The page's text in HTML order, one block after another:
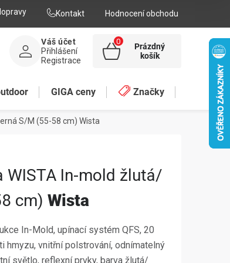
Kontakt Hodnocení obchodu
Váš účet
Přihlášení
Registrace
NÁKUPNÍ
Prázdný
košík
GIGA ceny Značky
S/M (55-58 cm) Wista
WISTA In-mold žlutá/
cm) Wista
In-Mold, upínací systém QFS, 20
hmyzu, vnitřní polstrování, odnímatelný
světlo, reflexní prvky, barva žlutá/